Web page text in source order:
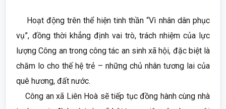
Hoạt động trên thể hiện tinh thần “Vì nhân dân phục
vụ”, đồng thời khẳng định vai trò, trách nhiệm của lực
lượng Công an trong công tác an sinh xã hội, đặc biệt là
chăm lo cho thế hệ trẻ – những chủ nhân tương lai của
quê hương, đất nước.
Công an xã Liên Hoà sẽ tiếp tục đồng hành cùng nhà